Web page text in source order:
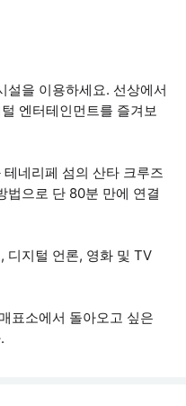
설을 이용하세요. 선상에서
엔터테인먼트를 즐겨보
네리페 섬의 산타 크루즈
법으로 단 80분 만에 연결
디지털 언론, 영화 및 TV
표소에서 돌아오고 싶은